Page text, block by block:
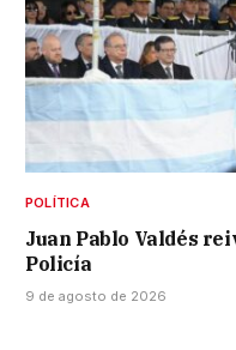
POLÍTICA
Juan Pablo Valdés
Policía
9 de agosto de 2026